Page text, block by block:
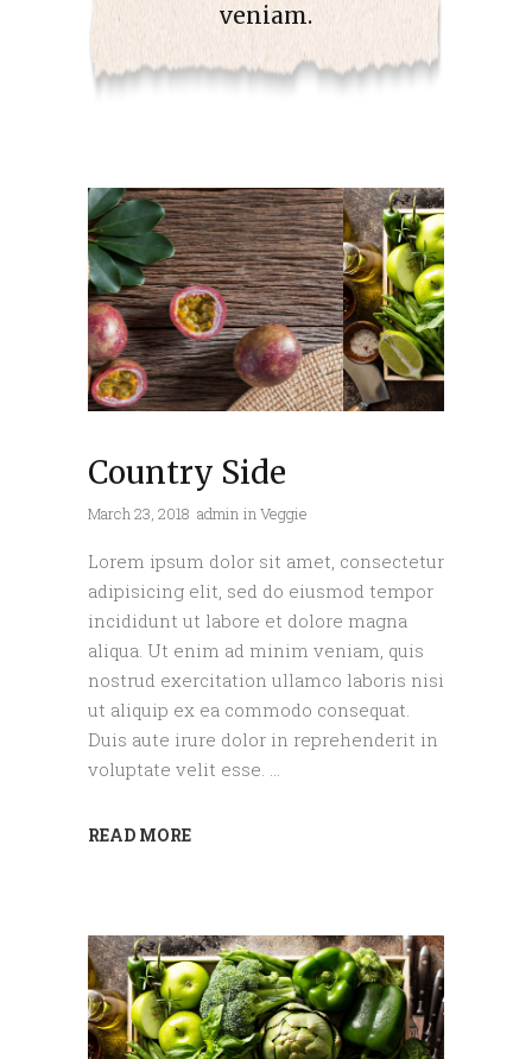
veniam.
Country Side
March 23, 2018 admin inVeggie
Lorem ipsum dolor sit amet, consectetur
adipisicing elit, sed do eiusmod tempor
incididunt ut labore et dolore magna
aliqua. Ut enim ad minim veniam, quis
nostrud exercitation ullamco laboris nisi
ut aliquip ex ea commodo consequat.
Duis aute irure dolor in reprehenderit in
voluptate velit esse.
READ MORE